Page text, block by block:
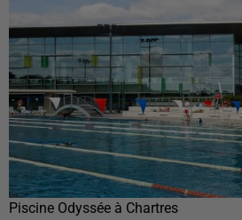
Piscine Odyssée à Chartres